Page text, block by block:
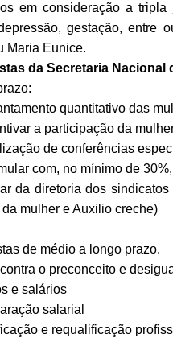
em consideração a
gestação, entre
Maria Eunice.
da Secretaria Nacional
quantitativo das
a participação da
de conferências
com, no mínimo de
da diretoria dos
mulher e Auxilio creche)
de médio a longo prazo.
o preconceito e
e salários
salarial
e requalificação